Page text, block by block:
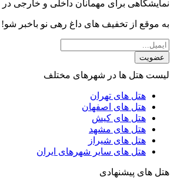
نمایشگاهی برای مهمانان داخلی و خارجی
به موقع از تخفیف های داغ رهی نو باخبر شو!
عضویت
لیست هتل ها در شهرهای مختلف
هتل های تهران
هتل های اصفهان
هتل های کیش
هتل های مشهد
هتل های شیراز
هتل های سایر شهرهای ایران
هتل های پیشنهادی